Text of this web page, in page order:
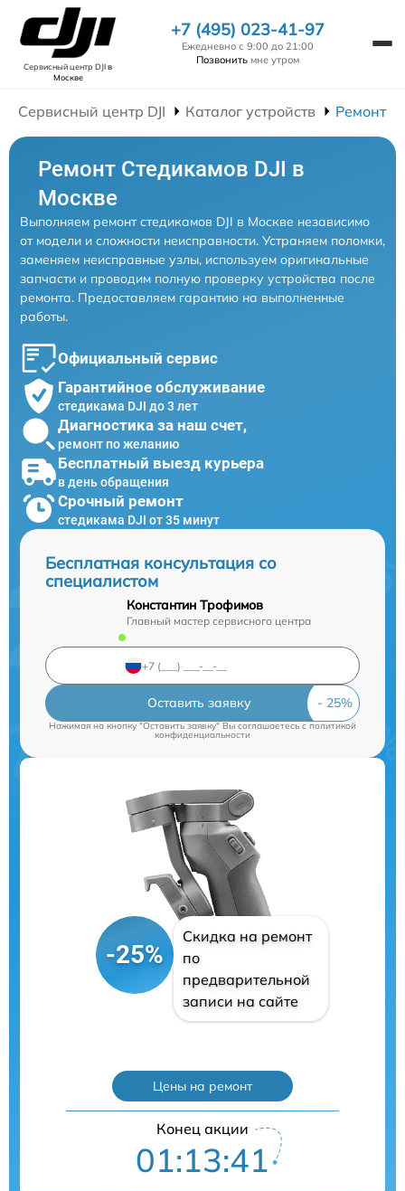
Сервисный центр DJIв
Москве
+7 (495) 023-41-97
Ежедневно с 9:00 до 21:00
Позвонить мне утром
Сервисный центр DJI Каталог устройств Ремонт
Ремонт Стедикамов DJI в
Москве
Выполняем ремонт стедикамов DJI в Москве независимо
от модели и сложности неисправности. Устраняем поломки,
заменяем неисправные узлы, используем оригинальные
запчасти и проводим полную проверку устройства после
ремонта. Предоставляем гарантию на выполненные
работы.
Официальный сервис
Гарантийное обслуживание
стедикама DJI до 3 лет
Диагностика за наш счет,
ремонт по желанию
Бесплатный выезд курьера
в день обращения
Срочный ремонт
стедикама DJI от 35 минут
Бесплатная консультация со
специалистом
Константин Трофимов
Главный мастер сервисного центра
Оставить заявку
Нажимая на кнопку "Оставить заявку" Вы соглашаетесь cполитикой
конфиденциальности
-25%
Скидка на ремонт
по
предварительной
записи на сайте
Цены на ремонт
Конец акции
01:13:40